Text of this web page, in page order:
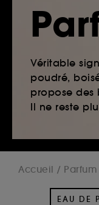
Véritable
poudré,
propose des
Il ne reste
Accueil Parfum
EAU DE